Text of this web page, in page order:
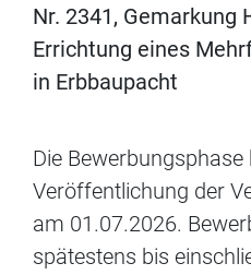
Nr. 2341, Gemarkung
Errichtung eines
in Erbbaupacht
Die
Veröffentlichung der
am 01.07.2026.
spätestens bis